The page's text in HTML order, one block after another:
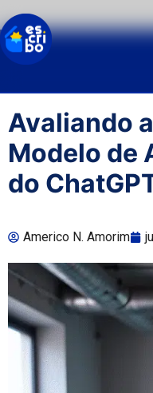
Avaliando
Modelo de
do
Americo N. Amorim